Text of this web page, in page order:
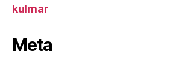
kulmar
Meta